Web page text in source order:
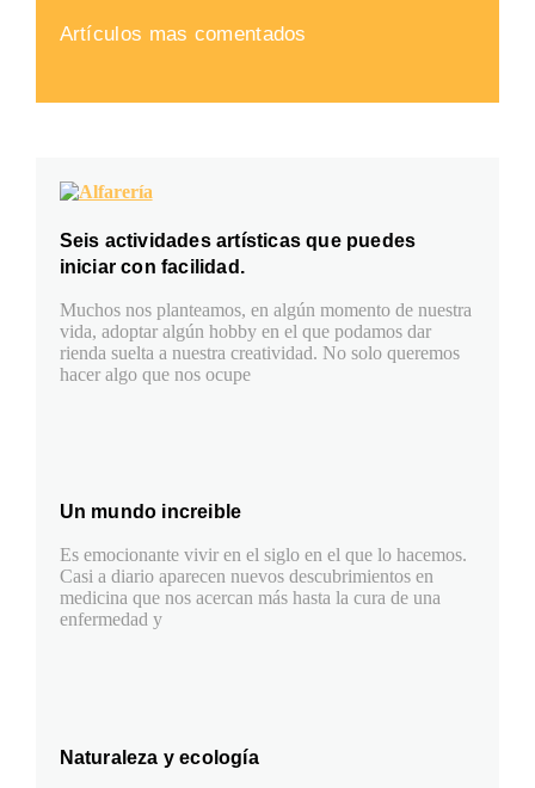
Artículos mas comentados
Seis actividades artísticas que puedes
iniciar con facilidad.
Muchos nos planteamos, en algún momento de nuestra
vida, adoptar algún hobby en el que podamos dar
rienda suelta a nuestra creatividad. No solo queremos
hacer algo que nos ocupe
Un mundo increible
Es emocionante vivir en el siglo en el que lo hacemos.
Casi a diario aparecen nuevos descubrimientos en
medicina que nos acercan más hasta la cura de una
enfermedad y
Naturaleza y ecología